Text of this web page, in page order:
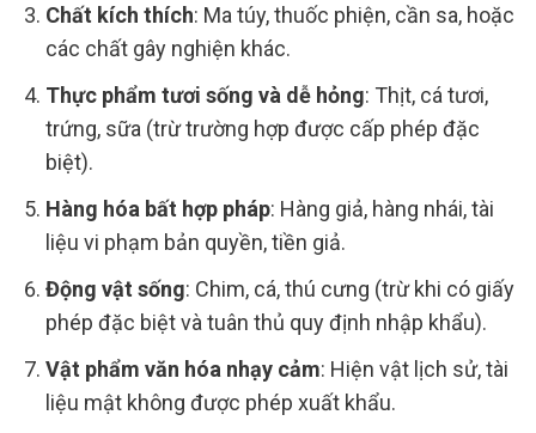
Chất kích thích: Ma túy, thuốc phiện, cần sa, hoặc
các chất gây nghiện khác.
Thực phẩm tươi sống và dễ hỏng: Thịt, cá tươi,
trứng, sữa (trừ trường hợp được cấp phép đặc
biệt).
Hàng hóa bất hợp pháp: Hàng giả, hàng nhái, tài
liệu vi phạm bản quyền, tiền giả.
Động vật sống: Chim, cá, thú cưng (trừ khi có giấy
phép đặc biệt và tuân thủ quy định nhập khẩu).
Vật phẩm văn hóa nhạy cảm: Hiện vật lịch sử, tài
liệu mật không được phép xuất khẩu.